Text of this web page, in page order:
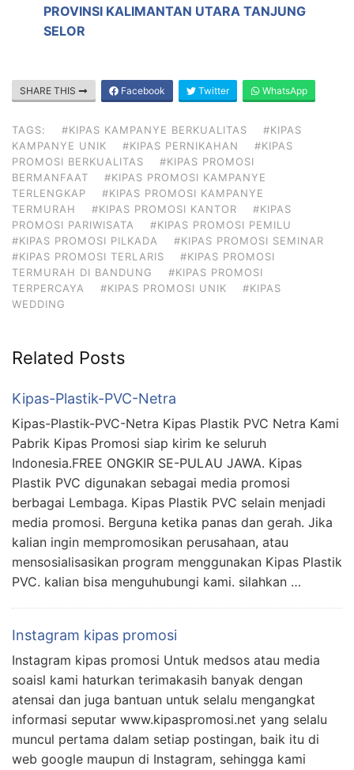
PROVINSI KALIMANTAN UTARA TANJUNG
SELOR
SHARE THIS Facebook Twitter WhatsApp
TAGS: #KIPAS KAMPANYE BERKUALITAS
#KIPAS
KAMPANYE UNIK
#KIPAS PERNIKAHAN
#KIPAS
PROMOSI BERKUALITAS
#KIPAS PROMOSI
BERMANFAAT
#KIPAS PROMOSI KAMPANYE
TERLENGKAP
#KIPAS PROMOSI KAMPANYE
TERMURAH
#KIPAS PROMOSI KANTOR
#KIPAS
PROMOSI PARIWISATA
#KIPAS PROMOSI PEMILU
#KIPAS PROMOSI PILKADA
#KIPAS PROMOSI SEMINAR
#KIPAS PROMOSI TERLARIS
#KIPAS PROMOSI
TERMURAH DI BANDUNG
#KIPAS PROMOSI
TERPERCAYA
#KIPAS PROMOSI UNIK
#KIPAS
WEDDING
Related Posts
Kipas-Plastik-PVC-Netra
Kipas-Plastik-PVC-Netra Kipas Plastik PVC Netra Kami
Pabrik Kipas Promosi siap kirim ke seluruh
Indonesia.FREE ONGKIR SE-PULAU JAWA. Kipas
Plastik PVC digunakan sebagai media promosi
berbagai Lembaga. Kipas Plastik PVC selain menjadi
media promosi. Berguna ketika panas dan gerah. Jika
kalian ingin mempromosikan perusahaan, atau
mensosialisasikan program menggunakan Kipas Plastik
PVC. kalian bisa menguhubungi kami. silahkan …
Instagram kipas promosi
Instagram kipas promosi Untuk medsos atau media
soaisl kami haturkan terimakasih banyak dengan
atensai dan juga bantuan untuk selalu mengangkat
informasi seputar www.kipaspromosi.net yang selalu
muncul pertama dalam setiap postingan, baik itu di
web google maupun di Instagram, sehingga kami